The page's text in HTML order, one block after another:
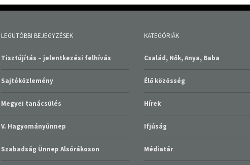
LEGUTÓBBI BEJEGYZÉSEK
Sajtóközlemény
KATEGÓRIÁK
Hírek
Ifjúság
Médiatár